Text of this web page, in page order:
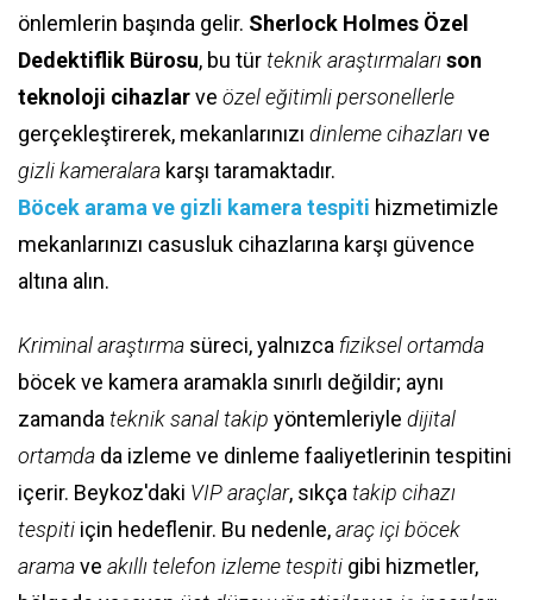
önlemlerin başında gelir. Sherlock Holmes Özel
Dedektiflik Bürosu, bu türteknik araştırmalarıson
teknoloji cihazlarve özel eğitimli personellerle
gerçekleştirerek, mekanlarınızı dinleme cihazlarıve
gizli kameralara karşı taramaktadır.
Böcek arama ve gizli kamera tespiti hizmetimizle
mekanlarınızı casusluk cihazlarına karşı güvence
altına alın.
Kriminal araştırma süreci, yalnızca fiziksel ortamda
böcek ve kamera aramakla sınırlı değildir; aynı
zamanda teknik sanal takip yöntemleriyle dijital
ortamda da izleme ve dinleme faaliyetlerinin tespitini
içerir. Beykoz'daki VIP araçlar, sıkça takip cihazı
tespiti için hedeflenir. Bu nedenle,araç içi böcek
aramave akıllı telefon izleme tespiti gibi hizmetler,